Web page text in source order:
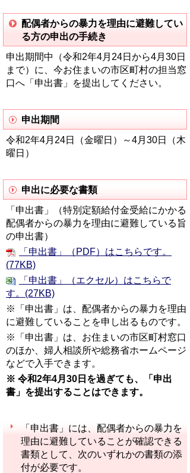
配偶者からの暴力を理由に避難してい
る方の申出の手続き
申出期間中（令和2年4月24日から4月30日
まで）に、今お住まいの市区町村の担当窓
口へ「申出書」を提出してください。
申出期間
令和2年4月24日（金曜日）～4月30日（木
曜日）
申出に必要な書類
「申出書」（特別定額給付金受給にかかる
配偶者からの暴力を理由に避難している旨
の申出書）
「申出書」（PDF）はこちらです。
(77KB)
「申出書」（エクセル）はこちらで
す。(27KB)
※「申出書」は、配偶者からの暴力を理由
に避難していることを申し出るものです。
※「申出書」は、お住まいの市区町村窓口
のほか、婦人相談所や総務省ホームページ
などで入手できます。
※ 令和2年4月30日を過ぎても、「申出
書」を提出することはできます。
「申出書」には、配偶者からの暴力を
理由に避難していることが確認できる
書類として、次のいずれかの書類の添
付が必要です。